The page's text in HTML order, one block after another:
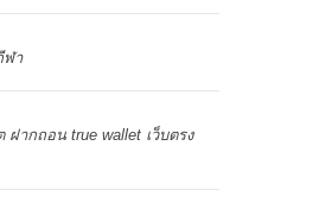
ฬา
ฝากถอน true wallet เว็บตรง